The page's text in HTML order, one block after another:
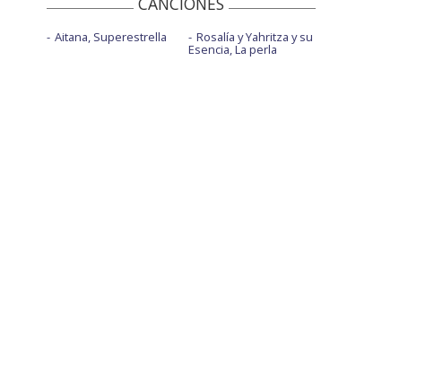
Aitana, Superestrella Rosalía y Yahritza y su
Esencia, La perla